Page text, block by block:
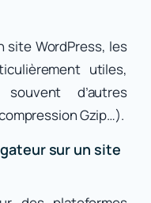
site WordPress, les
utiles,
d’autres
Gzip…).
sur un site